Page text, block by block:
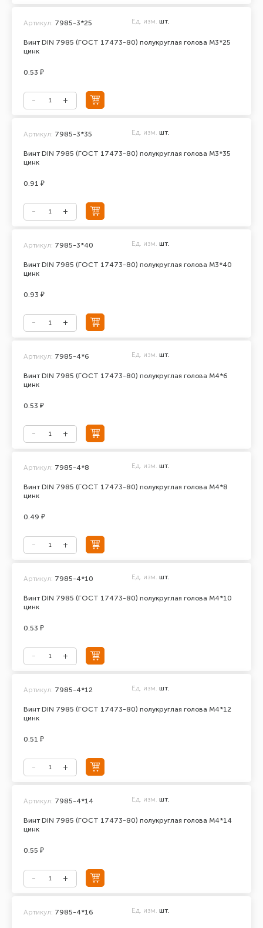
Винт DIN 7985 (ГОСТ 17473-80) полукруглая голова М3*25
цинк
Артикул: 7985-3*25 Ед. изм. шт.
0.53 ₽
Винт DIN 7985 (ГОСТ 17473-80) полукруглая голова М3*35
цинк
Артикул: 7985-3*35 Ед. изм. шт.
0.91 ₽
Винт DIN 7985 (ГОСТ 17473-80) полукруглая голова М3*40
цинк
Артикул: 7985-3*40 Ед. изм. шт.
0.93 ₽
Винт DIN 7985 (ГОСТ 17473-80) полукруглая голова М4*6
цинк
Артикул: 7985-4*6 Ед. изм. шт.
0.53 ₽
Винт DIN 7985 (ГОСТ 17473-80) полукруглая голова М4*8
цинк
Артикул: 7985-4*8 Ед. изм. шт.
0.49 ₽
Винт DIN 7985 (ГОСТ 17473-80) полукруглая голова М4*10
цинк
Артикул: 7985-4*10 Ед. изм. шт.
0.53 ₽
Винт DIN 7985 (ГОСТ 17473-80) полукруглая голова М4*12
цинк
Артикул: 7985-4*12 Ед. изм. шт.
0.51 ₽
Винт DIN 7985 (ГОСТ 17473-80) полукруглая голова М4*14
цинк
Артикул: 7985-4*14 Ед. изм. шт.
0.55 ₽
Артикул: 7985-4*16 Ед. изм. шт.